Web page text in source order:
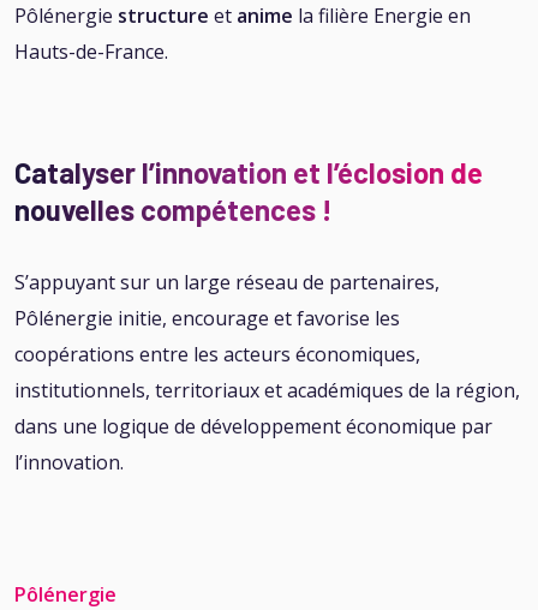
Pôlénergie structure et anime la filière Energie en
Hauts-de-France.
Catalyser l’innovation et l’éclosion de
nouvelles compétences !
S’appuyant sur un large réseau de partenaires,
Pôlénergie initie, encourage et favorise les
coopérations entre les acteurs économiques,
institutionnels, territoriaux et académiques de la région,
dans une logique de développement économique par
l’innovation.
Pôlénergie